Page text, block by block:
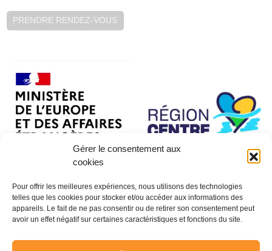
Gérer le consentement aux
cookies
Pour offrir les meilleures expériences, nous utilisons des technologies
telles que les cookies pour stocker et/ou accéder aux informations des
appareils. Le fait de ne pas consentir ou de retirer son consentement peut
avoir un effet négatif sur certaines caractéristiques et fonctions du site.
PRENDRE RENDEZ-VOUS